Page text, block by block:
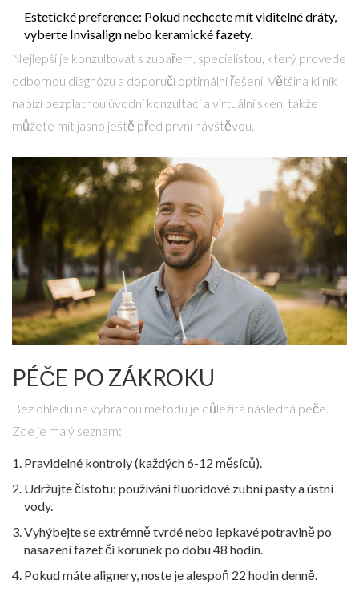
Estetické preference: Pokud nechcete mít viditelné dráty,
vyberte Invisalign nebo keramické fazety.
Nejlepší je konzultovat s zubařem specialistou, který provede
odbornou diagnózu a doporučí optimální řešení. Většina klinik
nabízí bezplatnou úvodní konzultaci a virtuální sken, takže
můžete mít jasno ještě před první návštěvou.
PÉČE PO ZÁKROKU
Bez ohledu na vybranou metodu je důležitá následná péče.
Zde je malý seznam:
Pravidelné kontroly (každých 6-12 měsíců).
Udržujte čistotu: používání fluoridové zubní pasty a ústní
vody.
Vyhýbejte se extrémně tvrdé nebo lepkavé potravině po
nasazení fazet či korunek po dobu 48 hodin.
Pokud máte alignery, noste je alespoň 22 hodin denně.